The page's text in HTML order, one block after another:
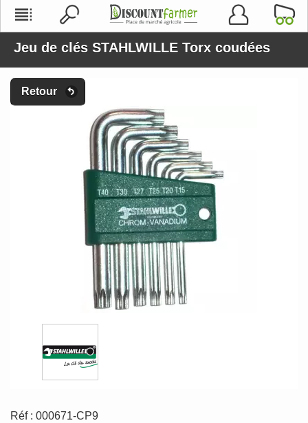
Jeu de clés STAHLWILLE Torx coudées
Retour
Réf : 000671-CP9